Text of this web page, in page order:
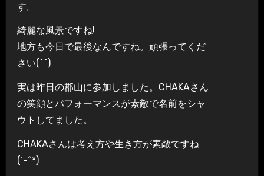
す。
綺麗な風景ですね!
地方も今日で最後なんですね。頑張ってくだ
さい(^^)
実は昨日の郡山に参加しました。CHAKAさん
の笑顔とパフォーマンスが素敵で名前をシャ
ウトしてました。
CHAKAさんは考え方や生き方が素敵ですね
(‘-^*)